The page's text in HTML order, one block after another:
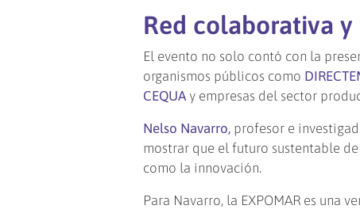
Red colaborativa
El evento no solo contó con la
organismos públicos como
CEQUA y empresas del sector
Nelso Navarro, profesor e
mostrar que el futuro sustentable
como la innovación.
Para Navarro, la EXPOMAR es una